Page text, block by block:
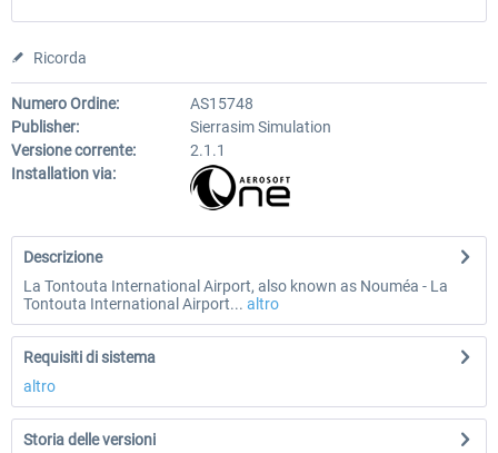
Ricorda
Numero Ordine:
AS15748
Publisher:
Sierrasim Simulation
Versione corrente:
2.1.1
Installation via:
Descrizione
La Tontouta International Airport, also known as Nouméa - La
Tontouta International Airport... altro
Requisiti di sistema
altro
Storia delle versioni